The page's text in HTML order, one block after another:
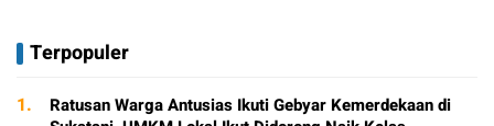
Terpopuler
1.
Ratusan Warga Antusias Ikuti Gebyar Kemerdekaan di